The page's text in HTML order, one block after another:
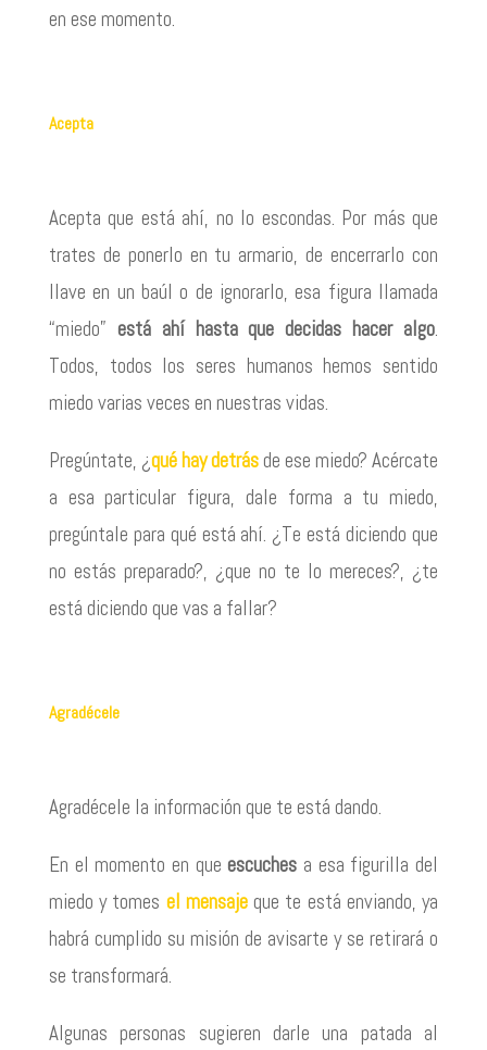
en ese momento.
Acepta
Acepta que está ahí, no lo escondas. Por más que
trates de ponerlo en tu armario, de encerrarlo con
llave en un baúl o de ignorarlo, esa figura llamada
“miedo” está ahí hasta que decidas hacer algo.
Todos, todos los seres humanos hemos sentido
miedo varias veces en nuestras vidas.
Pregúntate, ¿qué hay detrásde ese miedo? Acércate
a esa particular figura, dale forma a tu miedo,
pregúntale para qué está ahí. ¿Te está diciendo que
no estás preparado?, ¿que no te lo mereces?, ¿te
está diciendo que vas a fallar?
Agradécele
Agradécele la información que te está dando.
En el momento en queescuches a esa figurilla del
miedo y tomes el mensajeque te está enviando, ya
habrá cumplido su misión de avisarte y se retirará o
se transformará.
Algunas personas sugieren darle una patada al